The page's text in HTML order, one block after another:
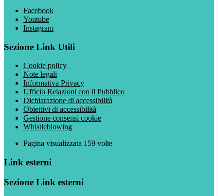
Facebook
Youtube
Instagram
Sezione Link Utili
Cookie policy
Note legali
Informativa Privacy
Ufficio Relazioni con il Pubblico
Dichiarazione di accessibilità
Obiettivi di accessibilità
Gestione consensi cookie
Whistleblowing
Pagina visualizzata 159 volte
Link esterni
Sezione Link esterni